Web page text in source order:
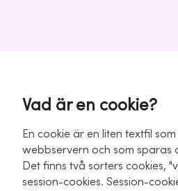
Vad är en cookie?
En cookie är en liten textfil
webbservern och som sparas
Det finns två sorters cookies,
session-cookies. Session-